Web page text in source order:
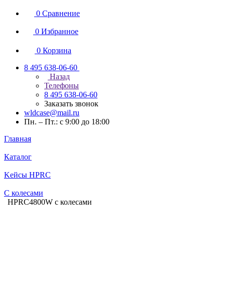
0 Сравнение
0 Избранное
0 Корзина
8 495 638-06-60
Назад
Телефоны
8 495 638-06-60
Заказать звонок
wldcase@mail.ru
Пн. – Пт.: с 9:00 до 18:00
Главная
Каталог
Kейсы HPRC
С колесами
HPRC4800W с колесами